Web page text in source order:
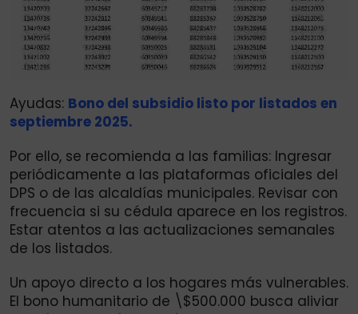
Ayudas: Bono del subsidio listo por listados en
septiembre 2025.
Por ello, se recomienda a las familias: Ingresar
periódicamente a las plataformas oficiales del
DPS o de las alcaldías municipales. Revisar con
frecuencia si su cédula aparece en los registros.
Estar atentos a las actualizaciones semanales
de los listados.
Un apoyo directo a los hogares más vulnerables.
El bono humanitario de \$500.000 busca aliviar